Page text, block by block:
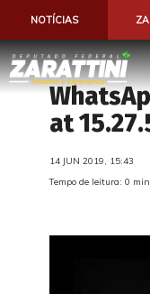
NOTÍCIAS
at
14 JUN 2019, 15:43
Tempo de leitura: 0